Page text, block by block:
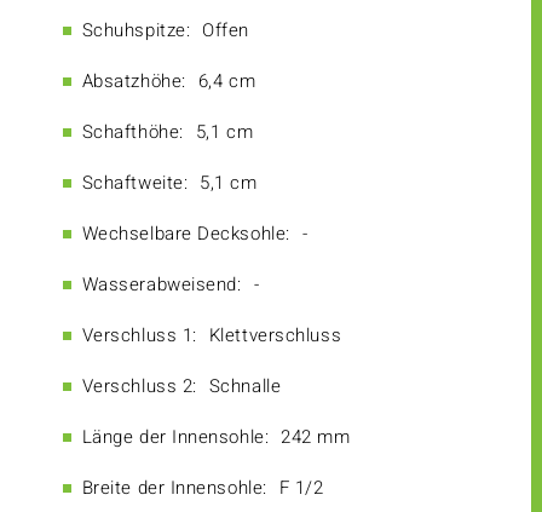
Schuhspitze: Offen
Absatzhöhe: 6,4 cm
Schafthöhe: 5,1 cm
Schaftweite: 5,1 cm
Wechselbare Decksohle: -
Wasserabweisend: -
Verschluss 1: Klettverschluss
Verschluss 2: Schnalle
Länge der Innensohle: 242 mm
Breite der Innensohle: F 1/2